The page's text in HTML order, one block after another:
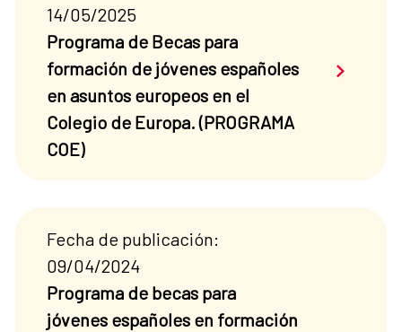
14/05/2025
Programa de Becas para
formación de jóvenes españoles
en asuntos europeos en el
Colegio de Europa. (PROGRAMA
COE)
Saber
Fecha de publicación:
09/04/2024
Programa de becas para
jóvenes españoles en formación